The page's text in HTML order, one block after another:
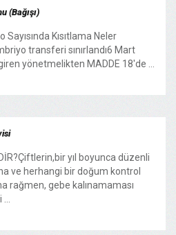
(Bağışı)
Kısıtlama Neler
transferi sınırlandı6 Mart
yönetmelikten MADDE 18'de ...
yıl boyunca düzenli
ve herhangi bir doğum kontrol
rağmen, gebe kalınamaması